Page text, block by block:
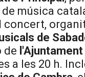
música
concert,
de
de l'Ajuntament
a les 20 h.